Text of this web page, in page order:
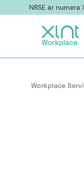
NRSE är numera
Workplace